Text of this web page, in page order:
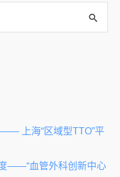
上海“区域型TTO”平
——“血管外科创新中心